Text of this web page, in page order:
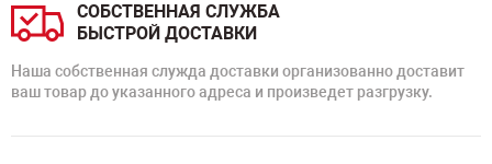
СОБСТВЕННАЯ СЛУЖБА
БЫСТРОЙ ДОСТАВКИ
Наша собственная служда доставки организованно доставит
ваш товар до указанного адреса и произведет разгрузку.